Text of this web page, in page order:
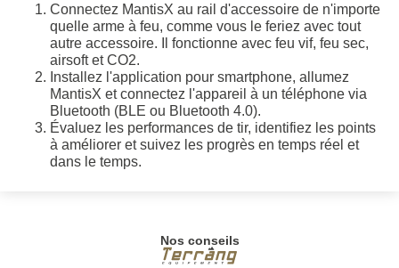
Connectez MantisX au rail d'accessoire de n'importe
quelle arme à feu, comme vous le feriez avec tout
autre accessoire. Il fonctionne avec feu vif, feu sec,
airsoft et CO2.
Installez l'application pour smartphone, allumez
MantisX et connectez l'appareil à un téléphone via
Bluetooth (BLE ou Bluetooth 4.0).
Évaluez les performances de tir, identifiez les points
à améliorer et suivez les progrès en temps réel et
dans le temps.
Nos conseils